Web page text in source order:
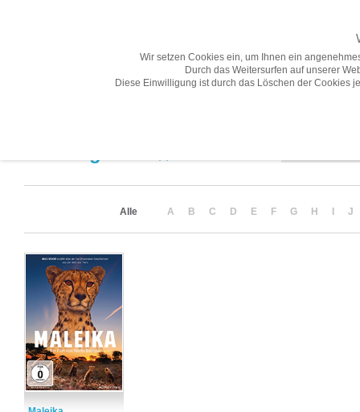
Alle A B C D E F G H J
Wir setzen Cookies ein, um Ihnen ein
Durch das Weitersurfen auf unserer
Diese Einwilligung ist durch das Löschen der Cookies